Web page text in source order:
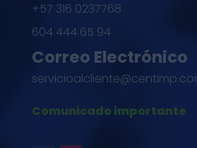
+57 316 0237768
604 444 65 94
Correo Electrónico
Comunicado importante